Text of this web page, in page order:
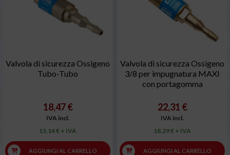
Valvola di sicurezza Ossigeno
Tubo-Tubo
18,47 €
IVA incl.
15,14 € + IVA
AGGIUNGI AL CARRELLO
Valvola di sicurezza Ossigeno
3/8 per impugnatura MAXI
con portagomma
22,31 €
IVA incl.
18,29 € + IVA
AGGIUNGI AL CARRELLO